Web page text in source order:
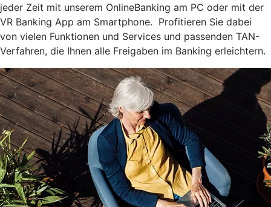
jeder Zeit mit unserem OnlineBanking am PC oder mit der
VR Banking App am Smartphone. Profitieren Sie dabei
von vielen Funktionen und Services und passenden TAN-
Verfahren, die Ihnen alle Freigaben im Banking erleichtern.